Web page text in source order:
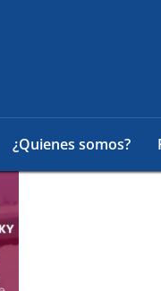
¿Quienes somos?